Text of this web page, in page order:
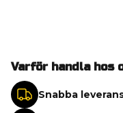
Varför handla hos
Snabba